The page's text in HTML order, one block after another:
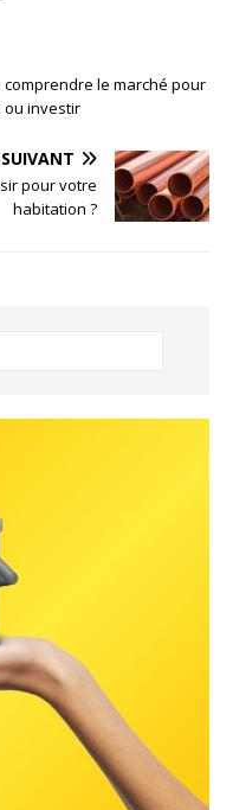
comprendre le marché pour
ou investir
SUIVANT
pour votre
habitation ?